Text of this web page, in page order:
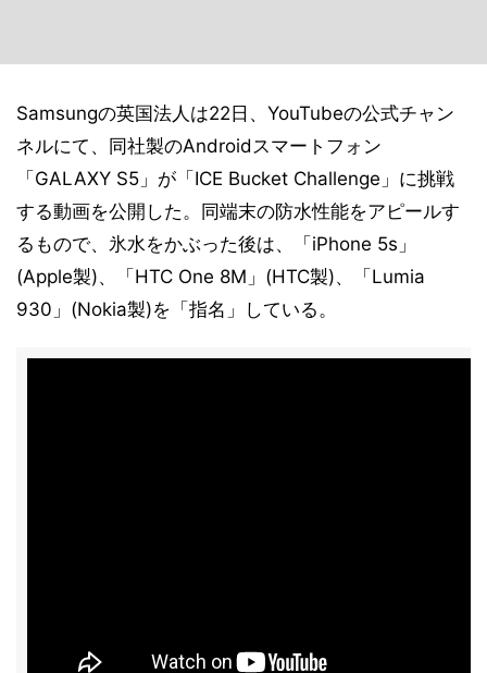
Samsungの英国法人は22日、YouTubeの公式チャン
ネルにて、同社製のAndroidスマートフォン
「GALAXY S5」が「ICE Bucket Challenge」に挑戦
する動画を公開した。同端末の防水性能をアピールす
るもので、氷水をかぶった後は、「iPhone 5s」
(Apple製)、「HTC One 8M」(HTC製)、「Lumia
930」(Nokia製)を「指名」している。